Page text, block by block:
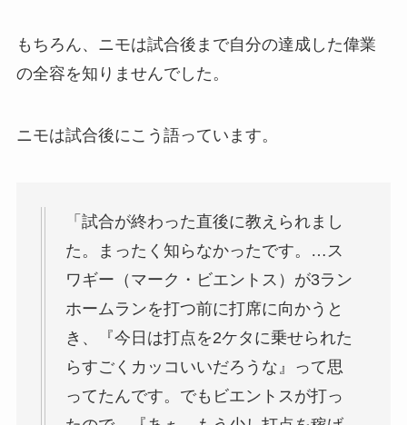
もちろん、ニモは試合後まで自分の達成した偉業
の全容を知りませんでした。
ニモは試合後にこう語っています。
「試合が終わった直後に教えられまし
た。まったく知らなかったです。…ス
ワギー（マーク・ビエントス）が3ラン
ホームランを打つ前に打席に向かうと
き、『今日は打点を2ケタに乗せられた
らすごくカッコいいだろうな』って思
ってたんです。でもビエントスが打っ